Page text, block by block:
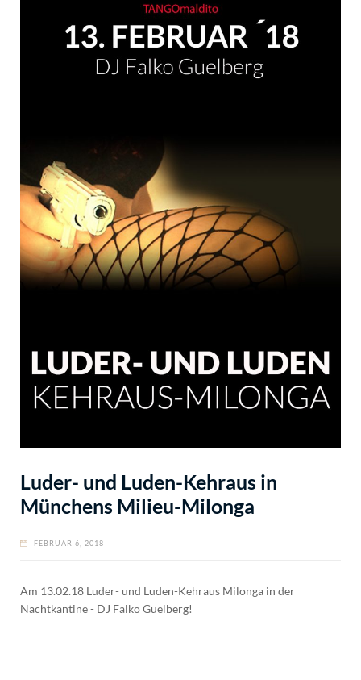
Luder- und Luden-Kehraus in
Münchens Milieu-Milonga
FEBRUAR 6, 2018
Am 13.02.18 Luder- und Luden-Kehraus Milonga in der
Nachtkantine - DJ Falko Guelberg!